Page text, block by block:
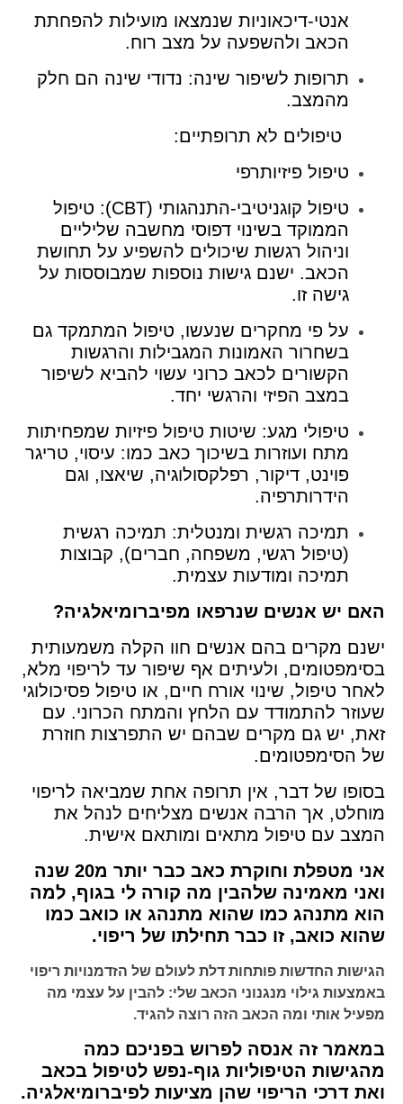
אנטי-דיכאוניות שנמצאו מועילות להפחתת
הכאב ולהשפעה על מצב רוח.
תרופות לשיפור שינה: נדודי שינה הם חלק
מהמצב.
טיפולים לא תרופתיים:
טיפול פיזיותרפי
טיפול קוגניטיבי-התנהגותי (CBT): טיפול
הממוקד בשינוי דפוסי מחשבה שליליים
וניהול רגשות שיכולים להשפיע על תחושת
הכאב. ישנם גישות נוספות שמבוססות על
גישה זו.
על פי מחקרים שנעשו, טיפול המתמקד גם
בשחרור האמונות המגבילות והרגשות
הקשורים לכאב כרוני עשוי להביא לשיפור
במצב הפיזי והרגשי יחד.
טיפולי מגע: שיטות טיפול פיזיות שמפחיתות
מתח ועוזרות בשיכוך כאב כמו: עיסוי, טריגר
פוינט, דיקור, רפלקסולוגיה, שיאצו, וגם
הידרותרפיה.
תמיכה רגשית ומנטלית: תמיכה רגשית
(טיפול רגשי, משפחה, חברים), קבוצות
תמיכה ומודעות עצמית.
האם יש אנשים שנרפאו מפיברומיאלגיה?
ישנם מקרים בהם אנשים חוו הקלה משמעותית
בסימפטומים, ולעיתים אף שיפור עד לריפוי מלא,
לאחר טיפול, שינוי אורח חיים, או טיפול פסיכולוגי
שעוזר להתמודד עם הלחץ והמתח הכרוני. עם
זאת, יש גם מקרים שבהם יש התפרצות חוזרת
של הסימפטומים.
בסופו של דבר, אין תרופה אחת שמביאה לריפוי
מוחלט, אך הרבה אנשים מצליחים לנהל את
המצב עם טיפול מתאים ומותאם אישית.
אני מטפלת וחוקרת כאב כבר יותר מ20 שנה
ואני מאמינה שלהבין מה קורה לי בגוף, למה
הוא מתנהג כמו שהוא מתנהג או כואב כמו
שהוא כואב, זו כבר תחילתו של ריפוי.
הגישות החדשות פותחות דלת לעולם של הזדמנויות ריפוי
באמצעות גילוי מנגנוני הכאב שלי: להבין על עצמי מה
מפעיל אותי ומה הכאב הזה רוצה להגיד.
במאמר זה אנסה לפרוש בפניכם כמה
מהגישות הטיפוליות גוף-נפש לטיפול בכאב
ואת דרכי הריפוי שהן מציעות לפיברומיאלגיה.